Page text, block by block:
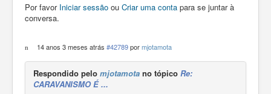
Por favor Iniciar sessão ou Criar uma conta para se juntar à
conversa.
14 anos 3 meses atrás #42789 pormjotamota
Respondido pelo mjotamota no tópico Re:
CARAVANISMO É ...